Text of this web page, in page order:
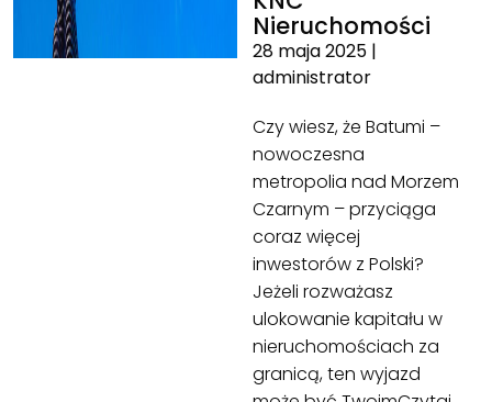
Nieruchomości
28 maja 2025|
administrator
Czy wiesz, że Batumi –
nowoczesna
metropolia nad Morzem
Czarnym – przyciąga
coraz więcej
inwestorów z Polski?
Jeżeli rozważasz
ulokowanie kapitału w
nieruchomościach za
granicą, ten wyjazd